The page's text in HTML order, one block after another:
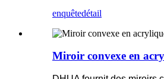
enquêtedétail
Miroir convexe en